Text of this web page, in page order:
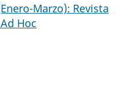
Marzo): Revista
Hoc